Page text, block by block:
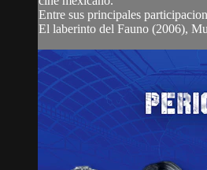
Entre sus principales
El laberinto del Fauno (2006),